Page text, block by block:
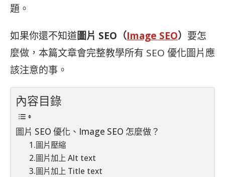
題。
如果你還不知道圖片 SEO（Image SEO） 要怎
麼做，本篇文章會完整教學所有 SEO 優化圖片應
該注意的事。
內容目錄
圖片 SEO 優化、Image SEO 怎麼做？
1.圖片壓縮
2.圖片加上 Alt text
3.圖片加上 Title text